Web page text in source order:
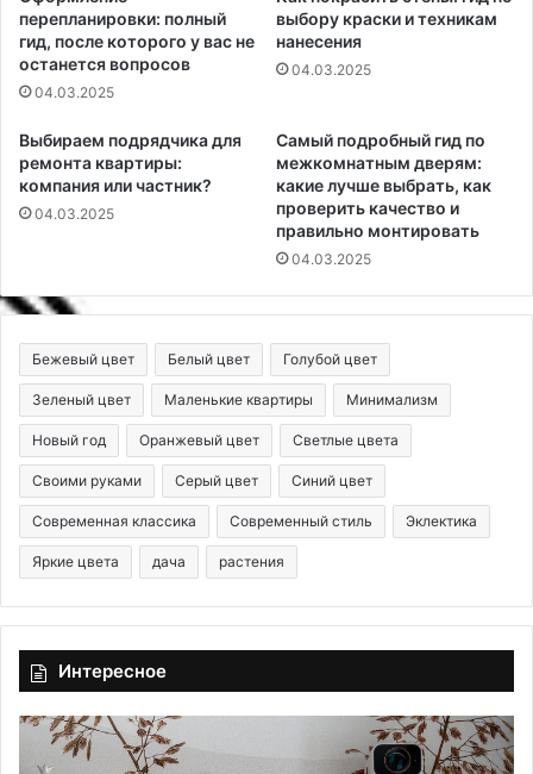
перепланировки: полный
гид, после которого у вас не
останется вопросов
04.03.2025
выбору краски и техникам
нанесения
04.03.2025
Выбираем подрядчика для
ремонта квартиры:
компания или частник?
04.03.2025
Самый подробный гид по
межкомнатным дверям:
какие лучше выбрать, как
проверить качество и
правильно монтировать
04.03.2025
Бежевый цвет Белый цвет Голубой цвет
Зеленый цвет Маленькие квартиры Минимализм
Новый год Оранжевый цвет Светлые цвета
Своими руками Серый цвет Синий цвет
Современная классика Современный стиль Эклектика
Яркие цвета дача растения
Интересное
К